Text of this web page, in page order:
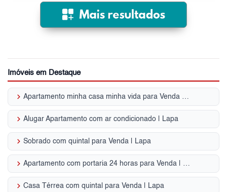
Imóveis em Destaque
keyboard_arrow_right Apartamento minha casa minha vida para Venda | Lapa
keyboard_arrow_right Alugar Apartamento com ar condicionado | Lapa
keyboard_arrow_right Sobrado com quintal para Venda | Lapa
keyboard_arrow_right Apartamento com portaria 24 horas para Venda | Lapa
keyboard_arrow_right Casa Térrea com quintal para Venda | Lapa